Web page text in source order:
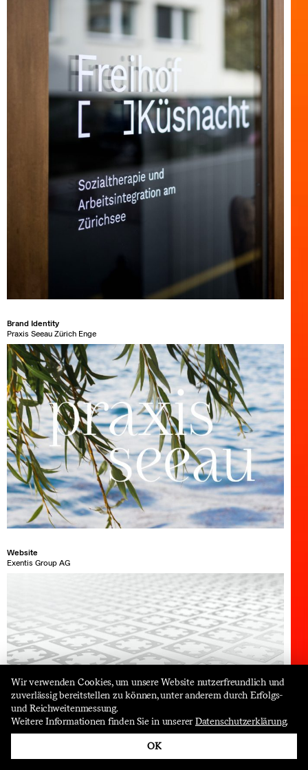
follow us
Brand Identity
Praxis Seeau Zürich Enge
Website
Exentis Group AG
Wir verwenden Cookies, um unsere Website nutzerfreundlich und
zuverlässig bereitstellen zu können, unter anderem durch Erfolgs-
und Reichweitenmessung.
Weitere Informationen finden Sie in unsererDatenschutzerklärung.
OK